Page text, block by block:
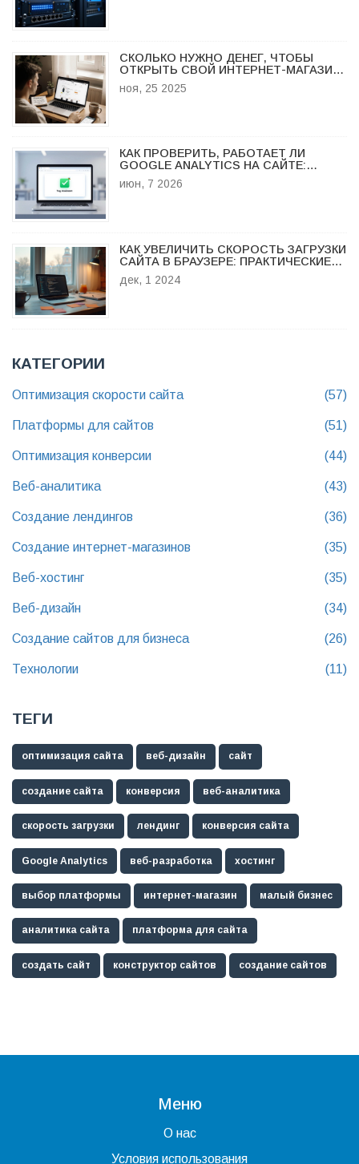
СКОЛЬКО НУЖНО ДЕНЕГ, ЧТОБЫ
ОТКРЫТЬ СВОЙ ИНТЕРНЕТ-МАГАЗИН
В 2025 ГОДУ
ноя, 25 2025
КАК ПРОВЕРИТЬ, РАБОТАЕТ ЛИ
GOOGLE ANALYTICS НА САЙТЕ:
ПОШАГОВАЯ ИНСТРУКЦИЯ
июн, 7 2026
КАК УВЕЛИЧИТЬ СКОРОСТЬ ЗАГРУЗКИ
САЙТА В БРАУЗЕРЕ: ПРАКТИЧЕСКИЕ
СОВЕТЫ
дек, 1 2024
КАТЕГОРИИ
Оптимизация скорости сайта (57)
Платформы для сайтов (51)
Оптимизация конверсии (44)
Веб-аналитика (43)
Создание лендингов (36)
Создание интернет-магазинов (35)
Веб-хостинг (35)
Веб-дизайн (34)
Создание сайтов для бизнеса (26)
Технологии (11)
ТЕГИ
оптимизация сайта веб-дизайн сайт
создание сайта конверсия веб-аналитика
скорость загрузки лендинг конверсия сайта
Google Analytics веб-разработка хостинг
выбор платформы интернет-магазин малый бизнес
аналитика сайта платформа для сайта
создать сайт конструктор сайтов создание сайтов
Меню
О нас
Условия использования